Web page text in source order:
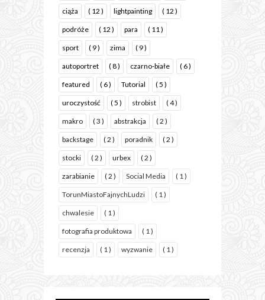
ciąża ( 12 ) lightpainting ( 12 )
podróże ( 12 ) para ( 11 )
sport ( 9 ) zima ( 9 )
autoportret ( 8 ) czarno-białe ( 6 )
featured ( 6 ) Tutorial ( 5 )
uroczystość ( 5 ) strobist ( 4 )
makro ( 3 ) abstrakcja ( 2 )
backstage ( 2 ) poradnik ( 2 )
stocki ( 2 ) urbex ( 2 )
zarabianie ( 2 ) Social Media ( 1 )
TorunMiastoFajnychLudzi ( 1 )
chwalesie ( 1 )
fotografia produktowa ( 1 )
recenzja ( 1 ) wyzwanie ( 1 )